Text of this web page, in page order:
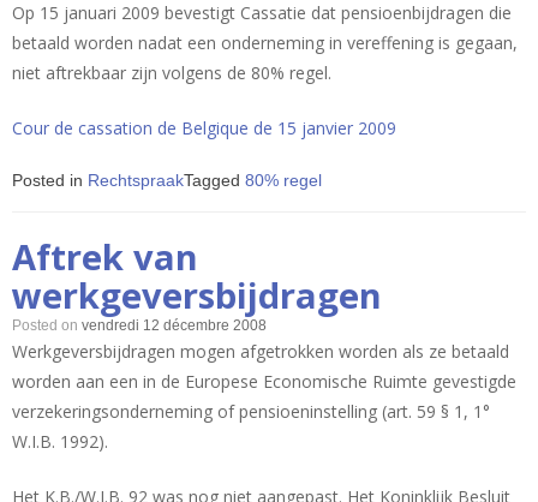
Op 15 januari 2009 bevestigt Cassatie dat pensioenbijdragen die
betaald worden nadat een onderneming in vereffening is gegaan,
niet aftrekbaar zijn volgens de 80% regel.
Cour de cassation de Belgique de 15 janvier 2009
Posted in RechtspraakTagged 80% regel
Aftrek van
werkgeversbijdragen
Posted on vendredi 12 décembre 2008
Werkgeversbijdragen mogen afgetrokken worden als ze betaald
worden aan een in de Europese Economische Ruimte gevestigde
verzekeringsonderneming of pensioeninstelling (art. 59 § 1, 1°
W.I.B. 1992).
Het K.B./W.I.B. 92 was nog niet aangepast. Het Koninklijk Besluit